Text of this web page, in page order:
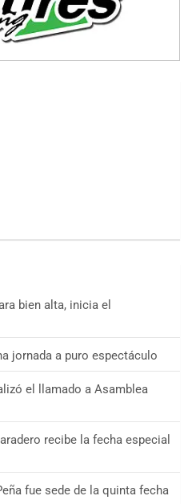
bien alta, inicia el
jornada a puro espectáculo
el llamado a Asamblea
recibe la fecha especial
fue sede de la quinta fecha